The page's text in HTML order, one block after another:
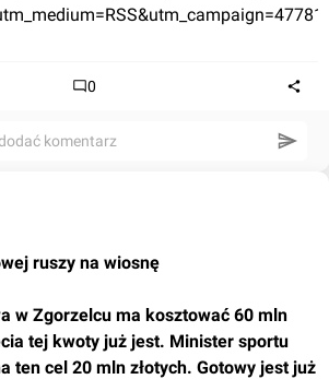
0
komentarz
ruszy na wiosnę
w Zgorzelcu ma kosztować 60 mln
tej kwoty już jest. Minister sportu
ten cel 20 mln złotych. Gotowy jest już